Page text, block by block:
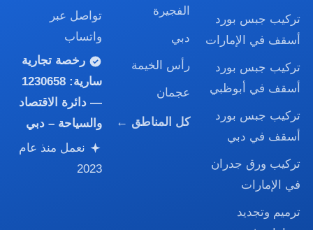
تركيب جبس بورد
أسقف في الإمارات
تركيب جبس بورد
أسقف في أبوظبي
تركيب جبس بورد
أسقف في دبي
تركيب ورق جدران
في الإمارات
ترميم وتجديد
الفجيرة
دبي
رأس الخيمة
عجمان
كل المناطق ←
تواصل عبر
واتساب
رخصة تجارية
سارية:1230658
— دائرة الاقتصاد
والسياحة – دبي
نعمل منذ عام
2023